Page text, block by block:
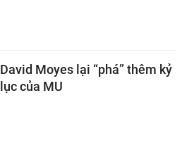
David Moyes lại “phá” thêm kỷ
lục của MU